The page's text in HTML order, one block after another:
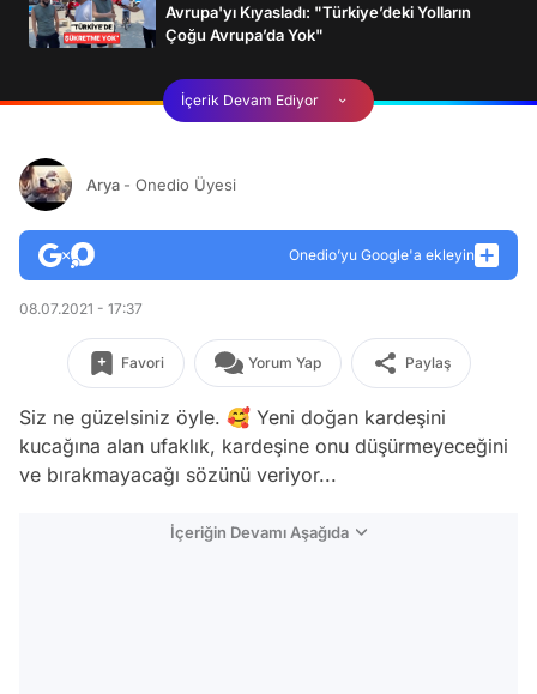
Avrupa'yı Kıyasladı: "Türkiye’deki Yolların
Çoğu Avrupa’da Yok"
İçerik Devam Ediyor
Arya - Onedio Üyesi
Onedio’yu Google'a ekleyin
08.07.2021 - 17:37
Favori Yorum Yap Paylaş
Siz ne güzelsiniz öyle. 🥰 Yeni doğan kardeşini
kucağına alan ufaklık, kardeşine onu düşürmeyeceğini
ve bırakmayacağı sözünü veriyor...
İçeriğin Devamı Aşağıda